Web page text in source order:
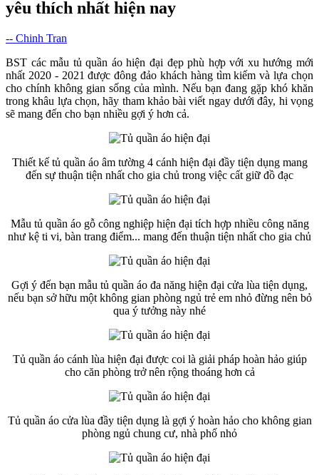
yêu thích nhất hiện nay
-- Chinh Tran
BST các mẫu tủ quần áo hiện đại đẹp phù hợp với xu hướng mới
nhất 2020 - 2021 được đông đảo khách hàng tìm kiếm và lựa chọn
cho chính không gian sống của mình. Nếu bạn đang gặp khó khăn
trong khâu lựa chọn, hãy tham khảo bài viết ngay dưới đây, hi vọng
sẽ mang đến cho bạn nhiều gợi ý hơn cả.
Thiết kế tủ quần áo âm tường 4 cánh hiện đại đầy tiện dụng mang
đến sự thuận tiện nhất cho gia chủ trong việc cất giữ đồ đạc
Mẫu tủ quần áo gỗ công nghiệp hiện đại tích hợp nhiều công năng
như kệ ti vi, bàn trang điểm... mang đến thuận tiện nhất cho gia chủ
Gợi ý đến bạn mẫu tủ quần áo đa năng hiện đại cửa lùa tiện dụng,
nếu bạn sở hữu một không gian phòng ngủ trẻ em nhỏ đừng nên bỏ
qua ý tưởng này nhé
Tủ quần áo cánh lùa hiện đại được coi là giải pháp hoàn hảo giúp
cho căn phòng trở nên rộng thoáng hơn cả
Tủ quần áo cửa lùa đầy tiện dụng là gợi ý hoàn hảo cho không gian
phòng ngủ chung cư, nhà phố nhỏ